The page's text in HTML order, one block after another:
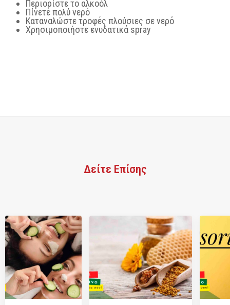
Περιορίστε το αλκοόλ
Πίνετε πολύ νερό
Καταναλώστε τροφές πλούσιες σε νερό
Χρησιμοποιήστε ενυδατικά spray
Δείτε Επίσης